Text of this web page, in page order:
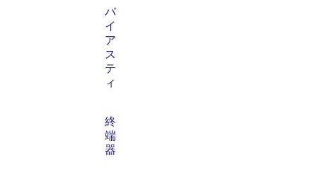
バ
イ
ア
ス
テ
ィ
終
端
器